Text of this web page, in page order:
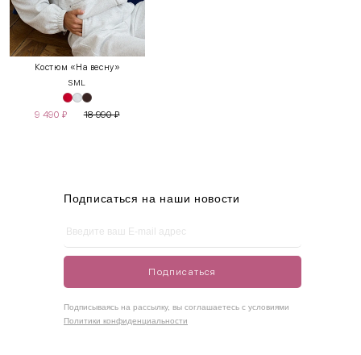
Костюм «На весну»
SML
9 490 ₽ 18 990₽
INT RUS
XS 40-42
42-50
Как правильно себя обмерить
Подписаться на наши новости
Подписаться
Подписываясь на рассылку, вы соглашаетесь с условиями
Политики конфиденциальности